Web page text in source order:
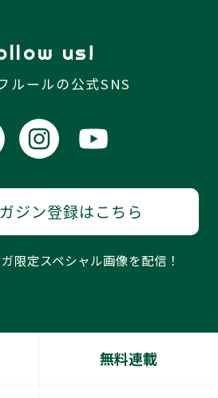
us!
ルールの公式SNS
ジン登録はこちら
限定スペシャル画像を配信！
無料連載